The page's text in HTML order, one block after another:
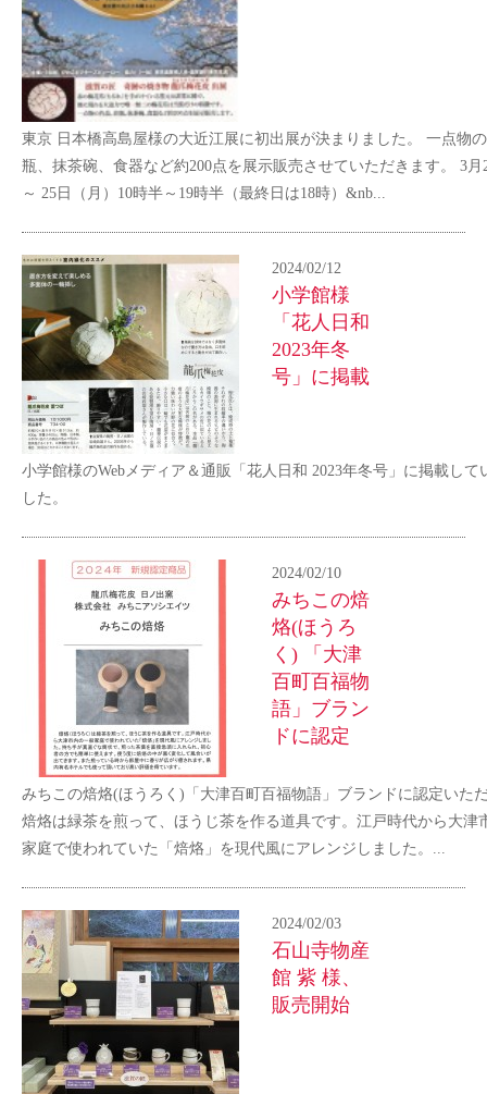
東京 日本橋高島屋様の大近江展に初出展が決まりました。 一点物
瓶、抹茶碗、食器など約200点を展示販売させていただきます。 3月
～ 25日（月）10時半～19時半（最終日は18時）&nb...
2024/02/12
小学館様
「花人日和
2023年冬
号」に掲載
小学館様のWebメディア＆通販「花人日和 2023年冬号」に掲載して
した。
2024/02/10
みちこの焙
烙(ほうろ
く) 「大津
百町百福物
語」ブラン
ドに認定
みちこの焙烙(ほうろく)「大津百町百福物語」ブランドに認定いた
焙烙は緑茶を煎って、ほうじ茶を作る道具です。江戸時代から大津
家庭で使われていた「焙烙」を現代風にアレンジしました。...
2024/02/03
石山寺物産
館 紫 様、
販売開始